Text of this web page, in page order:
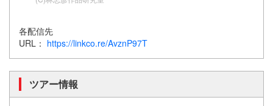
各配信先
URL： https://linkco.re/AvznP97T
ツアー情報